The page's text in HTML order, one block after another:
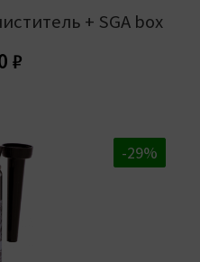
+ SGA box
₽
-20%
-29%